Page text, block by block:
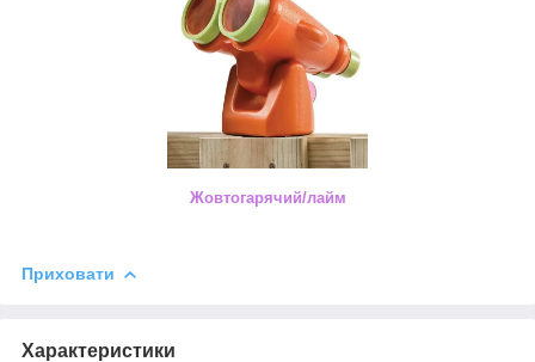
Жовтогарячий/лайм
Приховати
Характеристики